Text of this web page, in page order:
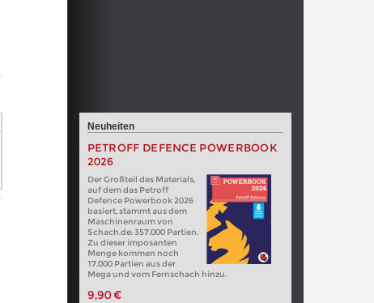
Neuheiten
PETROFF DEFENCE POWERBOOK
2026
Der Großteil des Materials,
auf dem das Petroff
Defence Powerbook 2026
basiert, stammt aus dem
Maschinenraum von
Schach.de: 357.000 Partien.
Zu dieser imposanten
Menge kommen noch
17.000 Partien aus der
Mega und vom Fernschach hinzu.
9,90 €